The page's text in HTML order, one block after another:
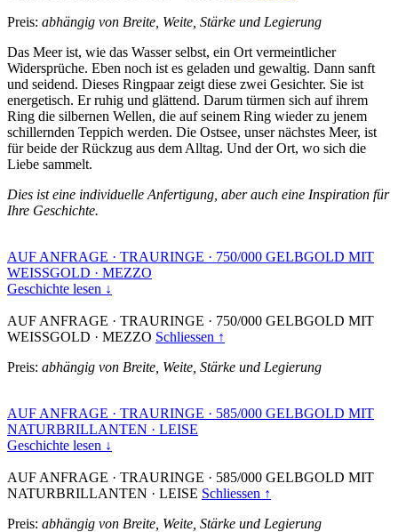
Preis: abhängig von Breite, Weite, Stärke und Legierung
Das Meer ist, wie das Wasser selbst, ein Ort vermeintlicher
Widersprüche. Eben noch ist es geladen und gewaltig. Dann sanft
und seidend. Dieses Ringpaar zeigt diese zwei Gesichter. Sie ist
energetisch. Er ruhig und glättend. Darum türmen sich auf ihrem
Ring die silbernen Wellen, die auf seinem Ring wieder zu jenem
schillernden Teppich werden. Die Ostsee, unser nächstes Meer, ist
für beide der Rückzug aus dem Alltag. Und der Ort, wo sich die
Liebe sammelt.
Dies ist eine individuelle Anfertigung, aber auch eine Inspiration für
Ihre Geschichte.
AUF ANFRAGE · TRAURINGE · 750/000 GELBGOLD MIT
WEISSGOLD · MEZZO
Geschichte lesen ↓
AUF ANFRAGE · TRAURINGE · 750/000 GELBGOLD MIT
WEISSGOLD · MEZZO Schliessen ↑
Preis: abhängig von Breite, Weite, Stärke und Legierung
AUF ANFRAGE · TRAURINGE · 585/000 GELBGOLD MIT
NATURBRILLANTEN · LEISE
Geschichte lesen ↓
AUF ANFRAGE · TRAURINGE · 585/000 GELBGOLD MIT
NATURBRILLANTEN · LEISE Schliessen ↑
Preis: abhängig von Breite, Weite, Stärke und Legierung